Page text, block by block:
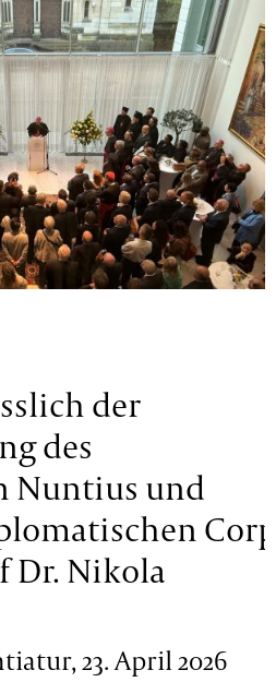
der
des
Nuntius und
Dr. Nikola
23. April 2026